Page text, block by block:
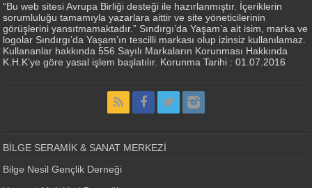
“Bu web sitesi Avrupa Birliği desteği ile hazırlanmıştır. İçeriklerin
sorumluluğu tamamıyla yazarlara aittir ve site yöneticilerinin
görüşlerini yansıtmamaktadır.” Sındırgı’da Yaşam’a ait isim, marka ve
logolar Sındırgı’da Yaşam’ın tescilli markası olup izinsiz kullanılamaz.
Kullananlar hakkında 556 Sayılı Markaların Korunması Hakkında
K.H.K’ye göre yasal işlem başlatılır. Korunma Tarihi : 01.07.2016
BİLGE SERAMİK & SANAT MERKEZİ
Bilge Nesil Gençlik Derneği